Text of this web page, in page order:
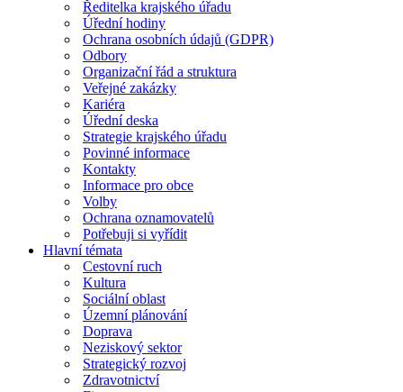
Ředitelka krajského úřadu
Úřední hodiny
Ochrana osobních údajů (GDPR)
Odbory
Organizační řád a struktura
Veřejné zakázky
Kariéra
Úřední deska
Strategie krajského úřadu
Povinné informace
Kontakty
Informace pro obce
Volby
Ochrana oznamovatelů
Potřebuji si vyřídit
Hlavní témata
Cestovní ruch
Kultura
Sociální oblast
Územní plánování
Doprava
Neziskový sektor
Strategický rozvoj
Zdravotnictví